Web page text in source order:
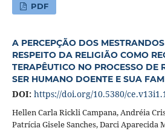
PDF
A PERCEPÇÃO DOS
RESPEITO DA RELIGIÃO COMO
TERAPÊUTICO NO PROCESSO DE
SER HUMANO DOENTE E SUA
DOI: https://doi.org/10.5380/
Hellen Carla Rickli Campana, Andréia
Patrícia Gisele Sanches, Darci Aparecida